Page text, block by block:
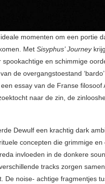
momenten om een portie
Met Sisyphus’ Journey
en schimmige
de overgangstoestand
een essay van de Franse filosoof
naar de zin, de
Dewulf een krachtig dark
concepten die grimmige
invloeden in de donkere
tracks zorgen
De noise- achtige fragmentjes